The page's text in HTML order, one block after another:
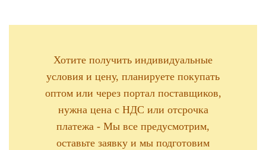
Хотите получить индивидуальные
условия и цену, планируете покупать
оптом или через портал поставщиков,
нужна цена с НДС или отсрочка
платежа - Мы все предусмотрим,
оставьте заявку и мы подготовим